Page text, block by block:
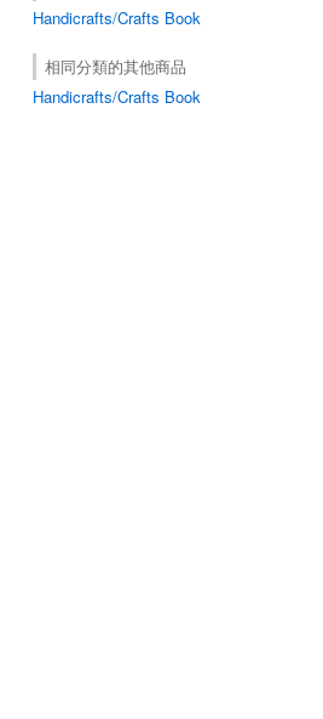
Handicrafts/Crafts Book
相同分類的其他商品
Handicrafts/Crafts Book